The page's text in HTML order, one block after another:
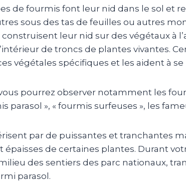
de fourmis font leur nid dans le sol et
sous des tas de feuilles ou autres
leur nid sur des végétaux à
de troncs de plantes vivantes.
végétales spécifiques et les aident à
vous pourrez observer notamment les
parasol », « fourmis surfeuses », les
par de puissantes et tranchantes
épaisses de certaines plantes. Durant
des sentiers des parc nationaux,
parasol.